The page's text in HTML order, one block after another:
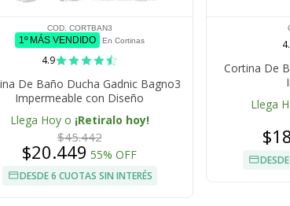
COD. CORTBAN3
1º MÁS VENDIDO En Cortinas
4.9
De Baño Ducha Gadnic Bagno3
Impermeable con Diseño
Llega Hoy o ¡Retiralo hoy!
$45.442
$20.449 55% OFF
DESDE 6 CUOTAS SIN INTERÉS
Cortina De
Llega